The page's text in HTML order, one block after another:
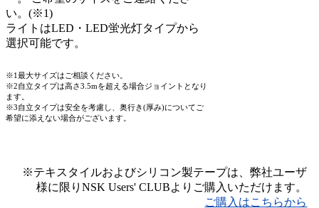
い。(※1)
ライトはLED・LED蛍光灯タイプから
選択可能です。
※1最大サイズはご相談ください。
※2自立タイプは高さ3.5mを超える場合ジョイントとなり
ます。
※3自立タイプは安全を考慮し、奥行き(厚み)についてご
希望に添えない場合がございます。
※テキスタイルおよびシリコン製テープは、弊社ユーザ
様に限りNSK Users' CLUBよりご購入いただけます。
ご購入はこちらから